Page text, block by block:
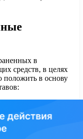
в
средств, в целях
положить в основу